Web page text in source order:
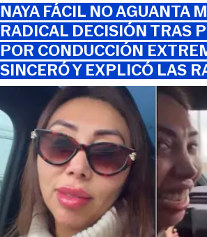
NAYA FÁCIL NO AGUANTA
RADICAL DECISIÓN TRAS
POR CONDUCCIÓN
SINCERÓ Y EXPLICÓ LAS